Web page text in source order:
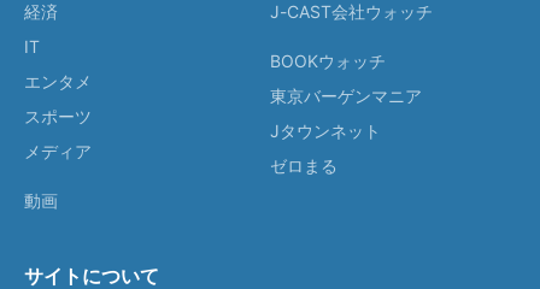
経済
IT
エンタメ
スポーツ
メディア
動画
J-CAST会社ウォッチ
BOOKウォッチ
東京バーゲンマニア
Jタウンネット
ゼロまる
サイトについて